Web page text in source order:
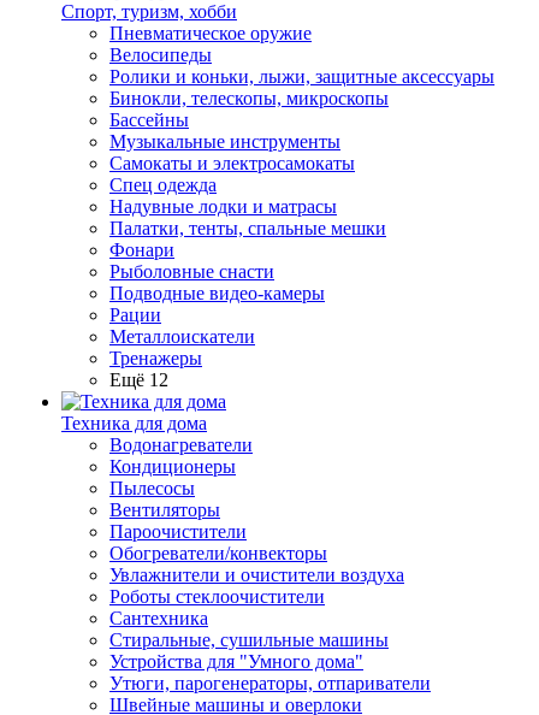
Спорт, туризм, хобби
Пневматическое оружие
Велосипеды
Ролики и коньки, лыжи, защитные аксессуары
Бинокли, телескопы, микроскопы
Бассейны
Музыкальные инструменты
Самокаты и электросамокаты
Спец одежда
Надувные лодки и матрасы
Палатки, тенты, спальные мешки
Фонари
Рыболовные снасти
Подводные видео-камеры
Рации
Металлоискатели
Тренажеры
Ещё 12
Техника для дома
Водонагреватели
Кондиционеры
Пылесосы
Вентиляторы
Пароочистители
Обогреватели/конвекторы
Увлажнители и очистители воздуха
Роботы стеклоочистители
Сантехника
Стиральные, сушильные машины
Устройства для "Умного дома"
Утюги, парогенераторы, отпариватели
Швейные машины и оверлоки